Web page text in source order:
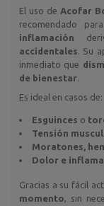
El uso de Acofar
recomendado
inflamación
accidentales . Su
inmediato que
de bienestar
Es ideal en casos de:
Esguinces o
Tensión
Moratones,
Dolor e
Gracias a su fácil
momento , sin